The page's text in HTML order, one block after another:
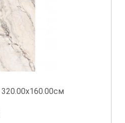
320.00x160.00см